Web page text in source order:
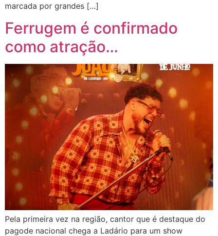
marcada por grandes […]
Ferrugem é confirmado
como atração…
Pela primeira vez na região, cantor que é destaque do
pagode nacional chega a Ladário para um show